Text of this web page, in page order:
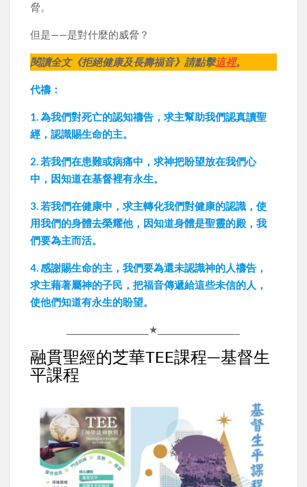
脅。
但是——是對什麼的威脅？
閱讀全文《拒絕健康及長壽福音》請點擊這裡。
代禱：
1. 為我們對死亡的認知禱告，求主幫助我們認真讀聖
經，認識賜生命的主。
2. 若我們在患難或病痛中，求神把盼望放在我們心
中，因知道在基督裡有永生。
3. 若我們在健康中，求主轉化我們對健康的認識，使
用我們的身體去榮耀他，因知道身體是聖靈的殿，我
們要為主而活。
4.感謝賜生命的主，我們要為還未認識神的人禱告，
求主藉著屬神的子民，把福音傳遞給這些未信的人，
使他們知道有永生的盼望。
____________________★____________________
融貫聖經的芝華TEE課程—基督生
平課程